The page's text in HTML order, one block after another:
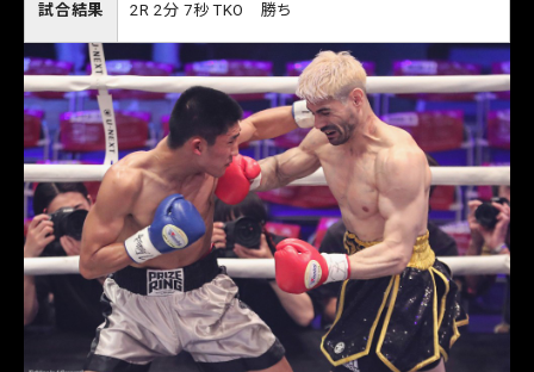
試合結果 2R 2分 7秒 TKO 勝ち